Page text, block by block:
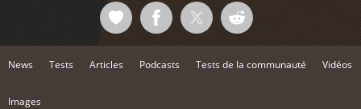
News Tests Articles Podcasts Tests de la communauté Vidéos
Images